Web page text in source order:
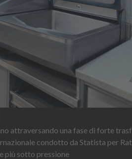
attraversando una fase di forte
condotto da Statista per
più sotto pressione